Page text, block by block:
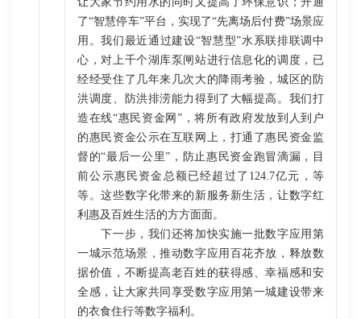
了“智慧停车”平台，实现了“先离场后付费”场景应
用。我们最近通过建设“智慧型”水系联排联调中
心，对上千个湖库泵闸站进行信息化的调度，已
经经受住了几年来几次大的降雨考验，城区的防
洪调度、防洪排涝能力得到了大幅提高。我们打
造在线“惠民资金网”，将所有政府发放到人到户
的惠民资金公示在互联网上，打通了惠民资金监
督的“最后一公里”，防止惠民资金跑冒滴漏，目
前公示惠民资金总额已经超过了124.7亿元，等
等。这些数字化带来的新服务新生活，让数字红
利惠及百姓生活的方方面面。
下一步，我们还将加快实施一批数字应用第
一城示范场景，推动数字应用百花齐放，释放数
据价值，不断提高老百姓的获得感、幸福感和安
全感，让大家共同享受数字应用第一城建设带来
的衣食住行等数字福利。